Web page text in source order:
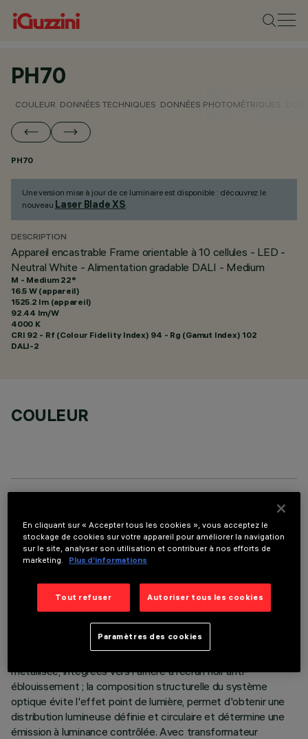
PH70
COULEUR DONNÉES TECHNIQUES DONNÉES PHOTOMÉTRIQUES
PH70
Une version mise à jour de ce luminaire est disponible : découvrez le
nouveau Laser Blade XS.
DESCRIPTION
Appareil encastrable Frame orientable à 10 cellules - LED -
Neutral White - Alimentation gradable DALI - Medium
M - Medium 22°
16.5 W (appareil)
1525.2 lm (appareil)
92.44 lm/W
4000 K
CRI 92 - Rf (Colour Fidelity Index) 94 - Rg (Gamut Index) 102
DALI-2
COULEUR
DERNIÈRE MISE À JOUR: 07/08/2026
Appareil rectangulaire à encastrer à sources LED. Logement
en tôle d'acier profilé avec cadre de finition. Le corps linéaire
à 10 cellules lumineuses, en aluminium moulé sous pression,
permet d'orienter le faisceau lumineux et l'incliner de +/- 30°.
métallisée, intégrées vers l'arrière à l’écran noir anti-
éblouissement ; la composition structurelle du système
optique évite l'effet point de lumière, permet d'obtenir une
distribution lumineuse définie et circulaire et détermine une
émission à luminance contrôlée. Avec transformateur
En cliquant sur « Accepter tous les cookies », vous acceptez le
stockage de cookies sur votre appareil pour améliorer la navigation
sur le site, analyser son utilisation et contribuer à nos efforts de
marketing.
Plus d’informations
Tout refuser Autoriser tous les cookies
Paramètres des cookies